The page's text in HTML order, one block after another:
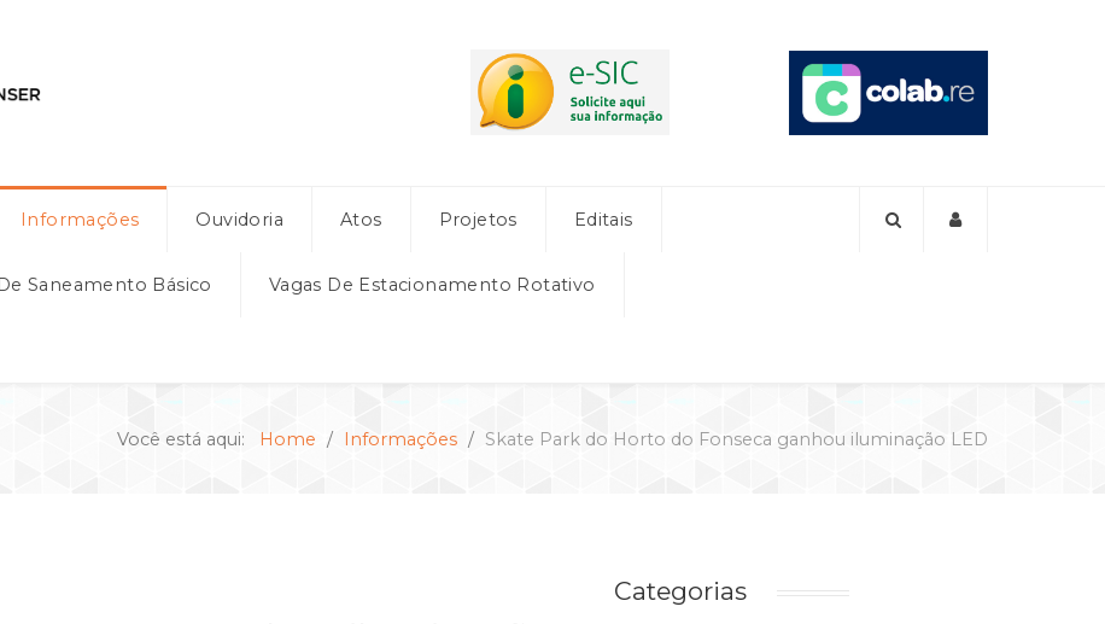
Informações Ouvidoria Atos Projetos Editais
Saneamento Básico Vagas De Estacionamento Rotativo
Você está aqui: Home Informações Skate Park do Horto do Fonseca ganhou iluminação LED
Categorias